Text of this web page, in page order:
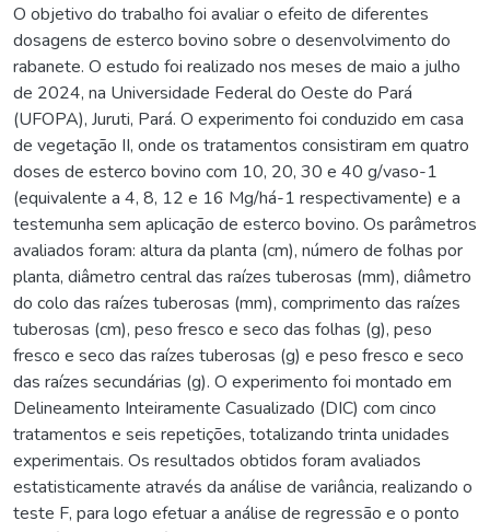
O objetivo do trabalho foi avaliar o efeito de diferentes
dosagens de esterco bovino sobre o desenvolvimento do
rabanete. O estudo foi realizado nos meses de maio a julho
de 2024, na Universidade Federal do Oeste do Pará
(UFOPA), Juruti, Pará. O experimento foi conduzido em casa
de vegetação II, onde os tratamentos consistiram em quatro
doses de esterco bovino com 10, 20, 30 e 40 g/vaso-1
(equivalente a 4, 8, 12 e 16 Mg/há-1 respectivamente) e a
testemunha sem aplicação de esterco bovino. Os parâmetros
avaliados foram: altura da planta (cm), número de folhas por
planta, diâmetro central das raízes tuberosas (mm), diâmetro
do colo das raízes tuberosas (mm), comprimento das raízes
tuberosas (cm), peso fresco e seco das folhas (g), peso
fresco e seco das raízes tuberosas (g) e peso fresco e seco
das raízes secundárias (g). O experimento foi montado em
Delineamento Inteiramente Casualizado (DIC) com cinco
tratamentos e seis repetições, totalizando trinta unidades
experimentais. Os resultados obtidos foram avaliados
estatisticamente através da análise de variância, realizando o
teste F, para logo efetuar a análise de regressão e o ponto